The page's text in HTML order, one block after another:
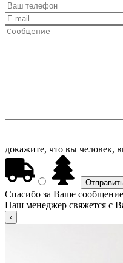
докажите, что вы человек,
Спасибо за Ваше
Наш менеджер свяжется с